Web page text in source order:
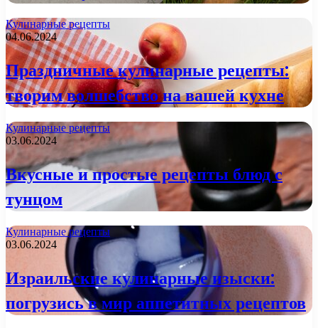
Кулинарные рецепты
04.06.2024
Праздничные кулинарные рецепты:
творим волшебство на вашей кухне
Кулинарные рецепты
03.06.2024
Вкусные и простые рецепты блюд с
тунцом
Кулинарные рецепты
03.06.2024
Израильские кулинарные изыски:
погрузись в мир аппетитных рецептов